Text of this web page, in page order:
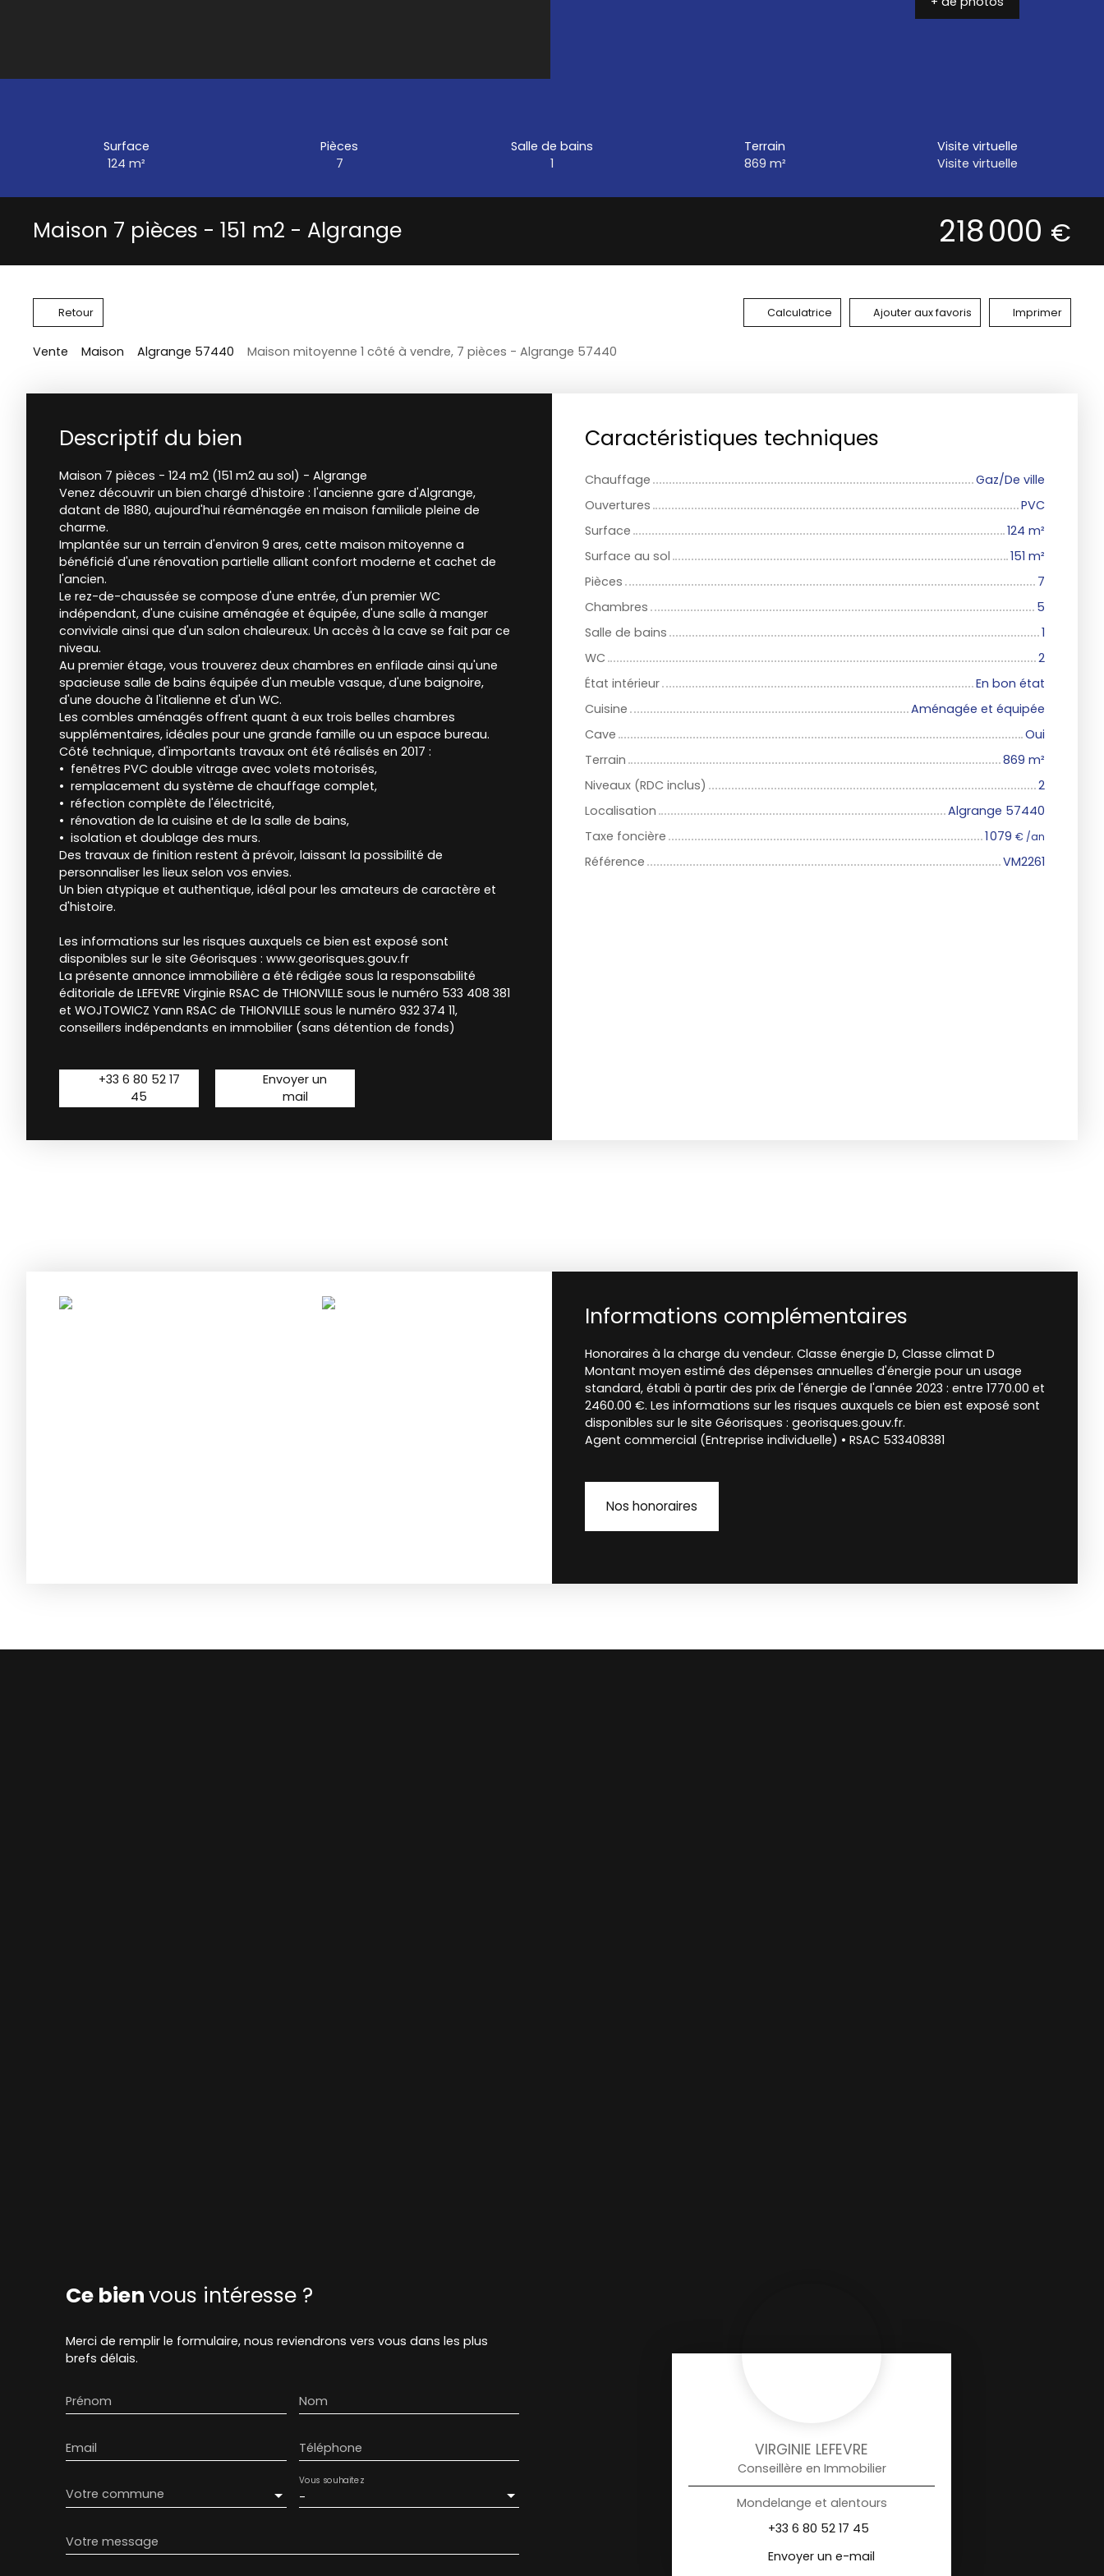
Surface
124 m²
Pièces
7
Salle de bains
1
Terrain
869 m²
Visite virtuelle
Visite virtuelle
Maison 7 pièces - 151 m2 - Algrange 218 000 €
Retour Calculatrice Ajouter aux favoris Imprimer
Vente Maison Algrange 57440 Maison mitoyenne 1 côté à vendre, 7 pièces - Algrange 57440
Descriptif du bien
Maison 7 pièces - 124 m2 (151 m2 au sol) - Algrange
Venez découvrir un bien chargé d'histoire : l'ancienne gare d'Algrange,
datant de 1880, aujourd'hui réaménagée en maison familiale pleine de
charme.
Implantée sur un terrain d'environ 9 ares, cette maison mitoyenne a
bénéficié d'une rénovation partielle alliant confort moderne et cachet de
l'ancien.
Le rez-de-chaussée se compose d'une entrée, d'un premier WC
indépendant, d'une cuisine aménagée et équipée, d'une salle à manger
conviviale ainsi que d'un salon chaleureux. Un accès à la cave se fait par ce
niveau.
Au premier étage, vous trouverez deux chambres en enfilade ainsi qu'une
spacieuse salle de bains équipée d'un meuble vasque, d'une baignoire,
d'une douche à l'italienne et d'un WC.
Les combles aménagés offrent quant à eux trois belles chambres
supplémentaires, idéales pour une grande famille ou un espace bureau.
Côté technique, d'importants travaux ont été réalisés en 2017 :
fenêtres PVC double vitrage avec volets motorisés,
remplacement du système de chauffage complet,
réfection complète de l'électricité,
rénovation de la cuisine et de la salle de bains,
isolation et doublage des murs.
Des travaux de finition restent à prévoir, laissant la possibilité de
personnaliser les lieux selon vos envies.
Un bien atypique et authentique, idéal pour les amateurs de caractère et
d'histoire.
Les informations sur les risques auxquels ce bien est exposé sont
disponibles sur le site Géorisques : www.georisques.gouv.fr
La présente annonce immobilière a été rédigée sous la responsabilité
éditoriale de LEFEVRE Virginie RSAC de THIONVILLE sous le numéro 533 408 381
et WOJTOWICZ Yann RSAC de THIONVILLE sous le numéro 932 374 11,
conseillers indépendants en immobilier (sans détention de fonds)
+33 6 80 52 17
45
Envoyer un
mail
Caractéristiques techniques
Chauffage
Gaz/De ville
Ouvertures
PVC
Surface
124 m²
Surface au sol
151 m²
Pièces
7
Chambres
5
Salle de bains
1
WC
2
État intérieur
En bon état
Cuisine
Aménagée et équipée
Cave
Oui
Terrain
869 m²
Niveaux (RDC inclus)
2
Localisation
Algrange 57440
Taxe foncière
1 079 € /an
Référence VM2261
Informations complémentaires
Honoraires à la charge du vendeur. Classe énergie D, Classe climat D
Montant moyen estimé des dépenses annuelles d'énergie pour un usage
standard, établi à partir des prix de l'énergie de l'année 2023 : entre 1770.00 et
2460.00 €. Les informations sur les risques auxquels ce bien est exposé sont
disponibles sur le site Géorisques : georisques.gouv.fr.
Agent commercial (Entreprise individuelle) • RSAC 533408381
Nos honoraires
Ce bienvous intéresse ?
Merci de remplir le formulaire, nous reviendrons vers vous dans les plus
brefs délais.
Prénom Nom
Email Téléphone
Votre commune -
Vous souhaitez
Votre message
VIRGINIE LEFEVRE
Conseillère en Immobilier
Mondelange et alentours
+33 6 80 52 17 45
Envoyer un e-mail